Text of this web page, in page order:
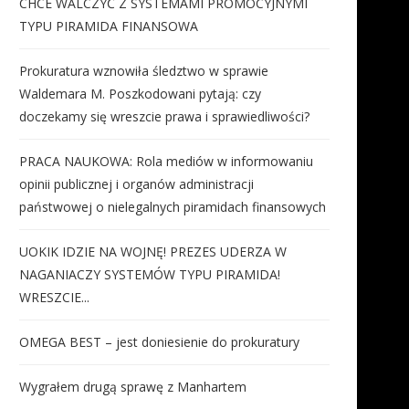
TYPU PIRAMIDA FINANSOWA
Prokuratura wznowiła śledztwo w sprawie
Waldemara M. Poszkodowani pytają: czy
doczekamy się wreszcie prawa i sprawiedliwości?
PRACA NAUKOWA: Rola mediów w informowaniu
opinii publicznej i organów administracji
państwowej o nielegalnych piramidach finansowych
UOKIK IDZIE NA WOJNĘ! PREZES UDERZA W
NAGANIACZY SYSTEMÓW TYPU PIRAMIDA!
WRESZCIE...
OMEGA BEST – jest doniesienie do prokuratury
Wygrałem drugą sprawę z Manhartem